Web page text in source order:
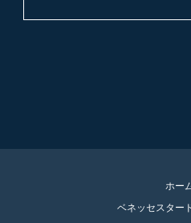
ホー
ベネッセスター